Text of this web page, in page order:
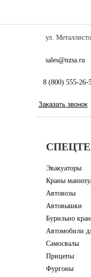
ул.
sales@nzsa.ru
8 (800) 555-26-
Заказать звонок
Эвакуаторы
Краны
Автовозы
Автовышки
Бурильно
Автомобили
Самосвалы
Прицепы
Фургоны